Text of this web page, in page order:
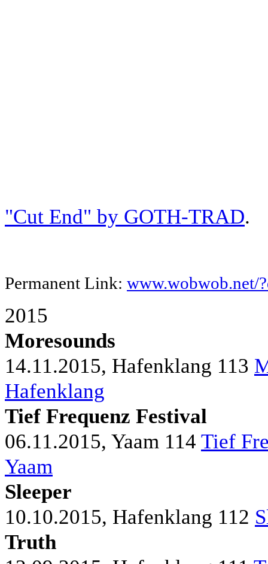
"Cut End" by GOTH-TRAD.
Permanent Link: www.wobwob.net/
2015
Moresounds
14.11.2015, Hafenklang 113
Hafenklang
Tief Frequenz Festival
06.11.2015, Yaam 114 Tief
Yaam
Sleeper
10.10.2015, Hafenklang 112
Truth